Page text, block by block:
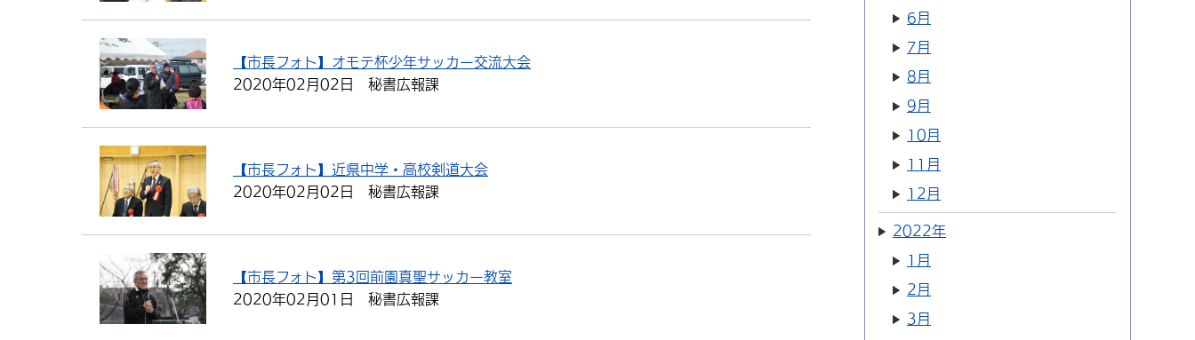
【市長フォト】オモテ杯少年サッカー交流大会
2020年02月02日
秘書広報課
【市長フォト】近県中学・高校剣道大会
2020年02月02日
秘書広報課
【市長フォト】第3回前園真聖サッカー教室
2020年02月01日
秘書広報課
6月
7月
8月
9月
10月
11月
12月
2022年
1月
2月
3月